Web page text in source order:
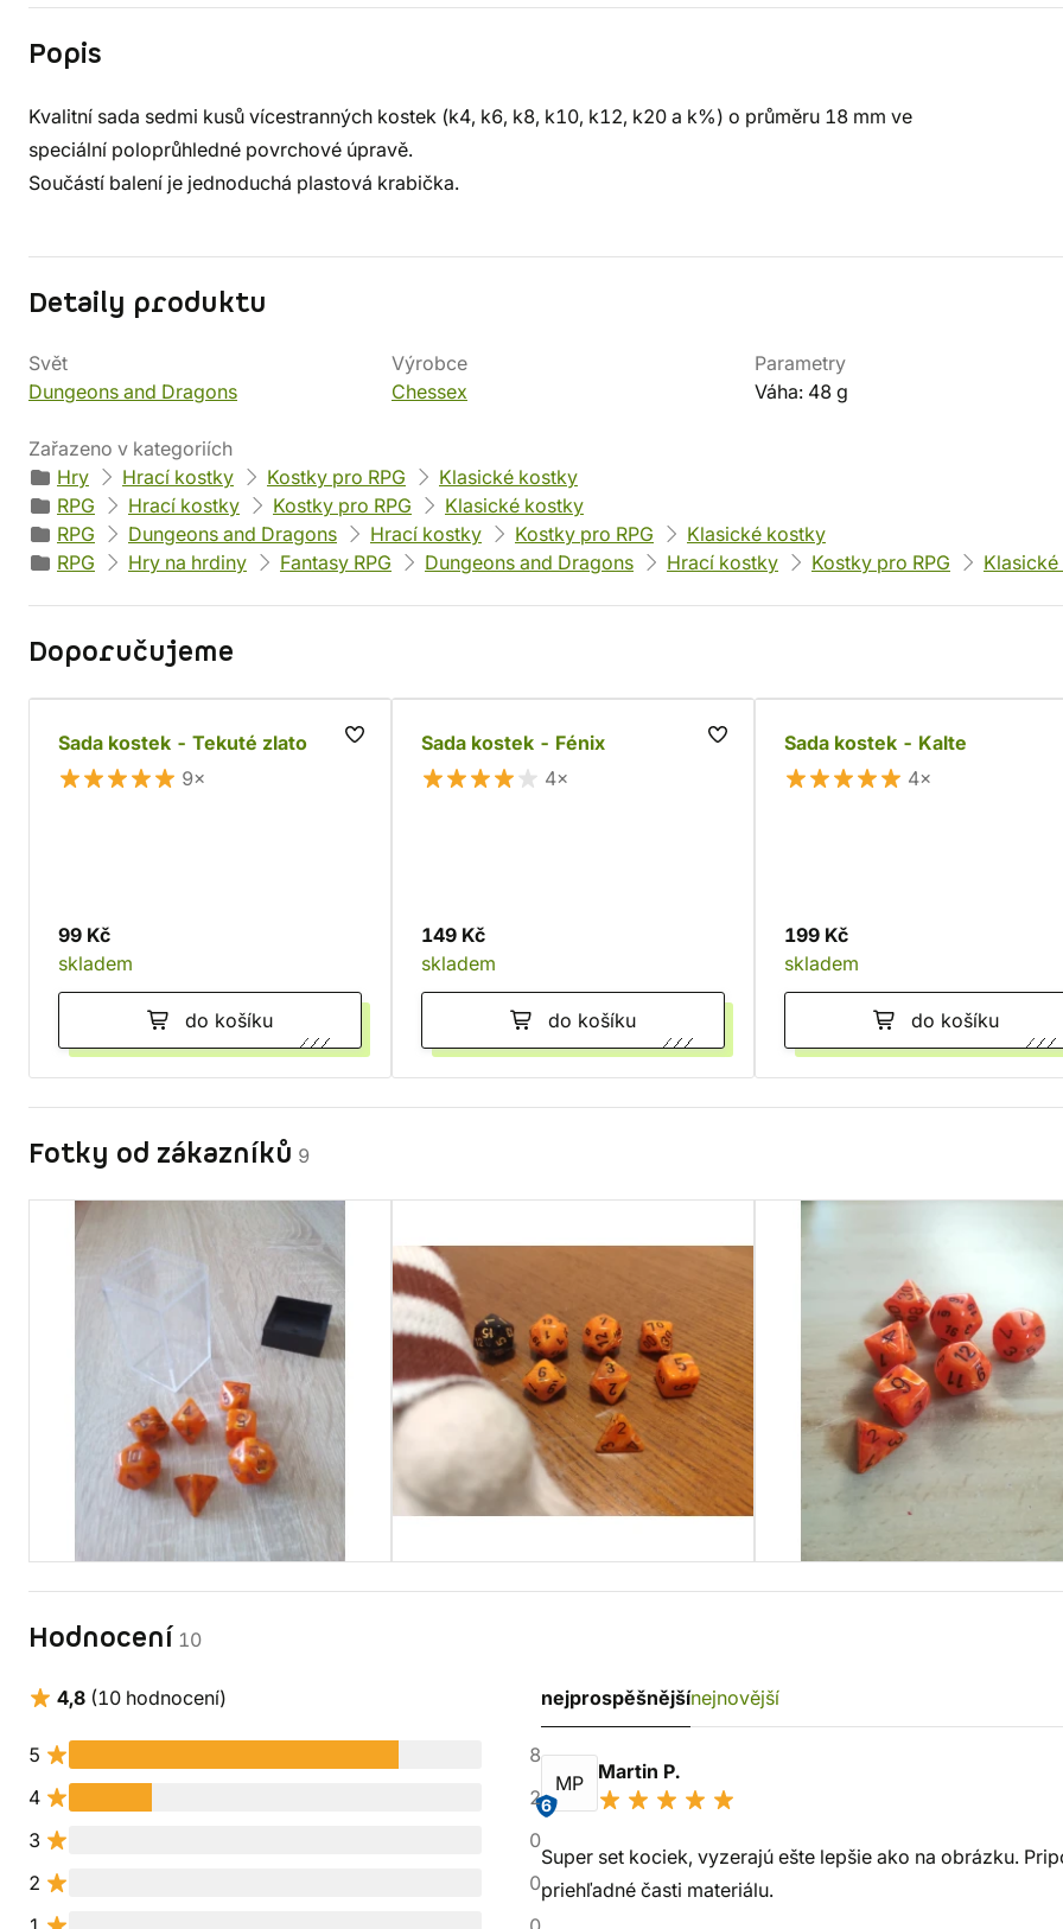
Popis
Kvalitní sada sedmi kusů vícestranných kostek (k4, k6, k8, k10, k12, k20 a k%) o průměru 18 mm ve
speciální poloprůhledné povrchové úpravě.
Součástí balení je jednoduchá plastová krabička.
Detaily produktu
Svět
Dungeons and Dragons
Výrobce
Chessex
Parametry
Váha: 48 g
Zařazeno v kategoriích
Hry
Hrací kostky Kostky pro RPG
Klasické kostky
RPG
Hrací kostky Kostky pro RPG
Klasické kostky
RPG
Dungeons and Dragons Hrací kostky Kostky pro RPG
Klasické kostky
RPG
Hry na hrdiny Fantasy RPG Dungeons and Dragons Hrací kostky Kostky pro RPG
Doporučujeme
Sada kostek - Tekuté zlato
9×
99 Kč
skladem
do košíku
Sada kostek - Fénix
4×
149 Kč
skladem
do košíku
Sada kostek - Kalte
4×
199 Kč
skladem
do košíku
Fotky od zákazníků 9
Hodnocení 10
4,8 (10 hodnocení)
5
8
4
2
3
0
2
0
nejprospěšnějšínejnovější
MP
6
Martin P.
Super set kociek, vyzerajú ešte lepšie ako na obrázku.
priehľadné časti materiálu.